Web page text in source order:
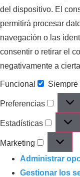
del dispositivo. El
permitirá procesar
navegación o las
consentir o retirar el
negativamente a
Funcional Siempre
Preferencias
Estadísticas
Marketing
Administrar
Gestionar los